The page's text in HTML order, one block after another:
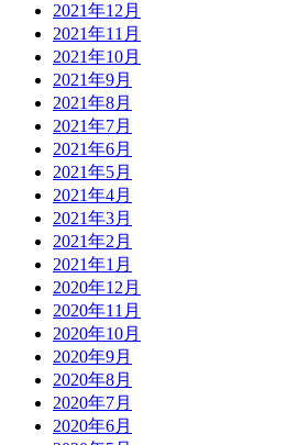
2021年12月
2021年11月
2021年10月
2021年9月
2021年8月
2021年7月
2021年6月
2021年5月
2021年4月
2021年3月
2021年2月
2021年1月
2020年12月
2020年11月
2020年10月
2020年9月
2020年8月
2020年7月
2020年6月